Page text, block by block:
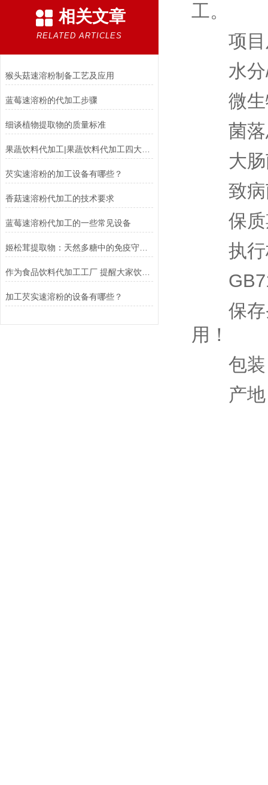
相关文章
RELATED ARTICLES
猴头菇速溶粉制备工艺及应用
蓝莓速溶粉的代加工步骤
细谈植物提取物的质量标准
芡实速溶粉的加工设备有哪些？
香菇速溶粉代加工的技术要求
蓝莓速溶粉代加工的一些常见设备
姬松茸提取物：天然多糖中的免疫守护力量
作为食品饮料代加工工厂 提醒大家饮料要适当的喝
加工芡实速溶粉的设备有哪些？
工。
项目及
水分/
微生物
菌落
大肠
致病
保质
执行标
保存条
用！
包装
产地